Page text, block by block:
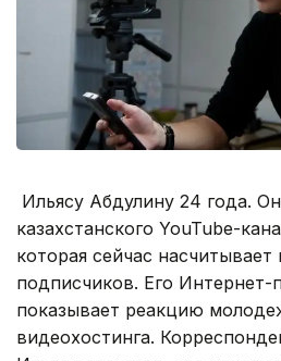
Ильясу Абдулину 24 года.
казахстанского YouTube-
которая сейчас
подписчиков. Его Интернет-
показывает реакцию
видеохостинга.